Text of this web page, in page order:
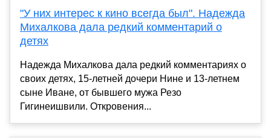
"У них интерес к кино всегда был". Надежда
Михалкова дала редкий комментарий о
детях
Надежда Михалкова дала редкий комментариях о
своих детях, 15-летней дочери Нине и 13-летнем
сыне Иване, от бывшего мужа Резо
Гигинеишвили. Откровения...